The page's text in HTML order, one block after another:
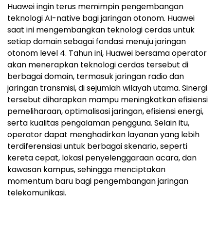
Huawei ingin terus memimpin pengembangan
teknologi AI-native bagi jaringan otonom. Huawei
saat ini mengembangkan teknologi cerdas untuk
setiap domain sebagai fondasi menuju jaringan
otonom level 4. Tahun ini, Huawei bersama operator
akan menerapkan teknologi cerdas tersebut di
berbagai domain, termasuk jaringan radio dan
jaringan transmisi, di sejumlah wilayah utama. Sinergi
tersebut diharapkan mampu meningkatkan efisiensi
pemeliharaan, optimalisasi jaringan, efisiensi energi,
serta kualitas pengalaman pengguna. Selain itu,
operator dapat menghadirkan layanan yang lebih
terdiferensiasi untuk berbagai skenario, seperti
kereta cepat, lokasi penyelenggaraan acara, dan
kawasan kampus, sehingga menciptakan
momentum baru bagi pengembangan jaringan
telekomunikasi.